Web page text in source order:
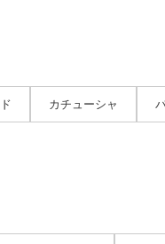
カチューシャ